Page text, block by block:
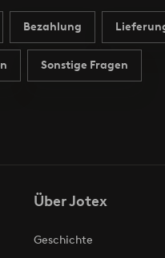
Bezahlung
Sonstige Fragen
Über Jotex
Geschichte